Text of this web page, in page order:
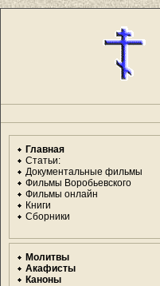
Главная
Статьи:
Документальные фильмы
Фильмы Воробьевского
Фильмы онлайн
Книги
Сборники
Молитвы
Акафисты
Каноны